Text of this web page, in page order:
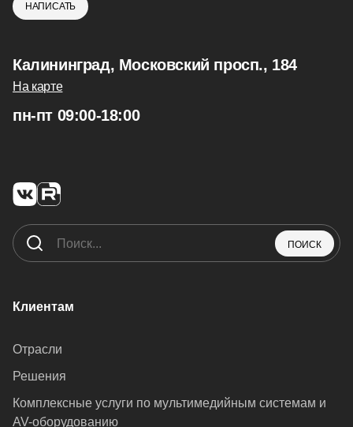
НАПИСАТЬ
Калининград, Московский просп., 184
На карте
пн-пт 09:00-18:00
ПОИСК
Клиентам
Отрасли
Решения
Комплексные услуги по мультимедийным системам и
AV-оборудованию